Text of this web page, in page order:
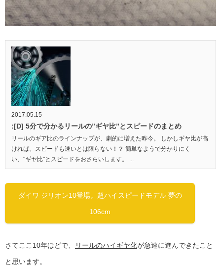
2017.05.15
:[D] 5分で分かるリールの”ギヤ比”とスピードのまとめ
リールのギア比のラインナップが、劇的に増えた昨今。 しかしギヤ比が高
ければ、スピードも速いとは限らない！？ 簡単なようで分かりにく
い、"ギヤ比"とスピードをおさらいします。 ...
ダイワ ジリオン10登場。超ハイスピードモデル 夢の
106cm
さてここ10年ほどで、 リールのハイギヤ化が急速に進んできたこと
と思います。